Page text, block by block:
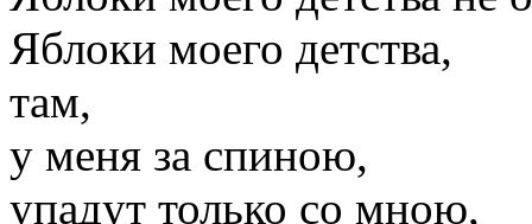
Яблоки моего детства,
там,
у меня за спиною,
упадут только со мною,